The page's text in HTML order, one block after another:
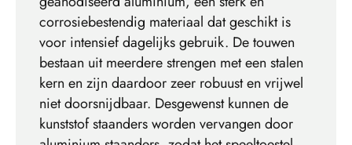
corrosiebestendig materiaal dat geschikt is
voor intensief dagelijks gebruik. De touwen
bestaan uit meerdere strengen met een stalen
kern en zijn daardoor zeer robuust en vrijwel
niet doorsnijdbaar. Desgewenst kunnen de
kunststof staanders worden vervangen door